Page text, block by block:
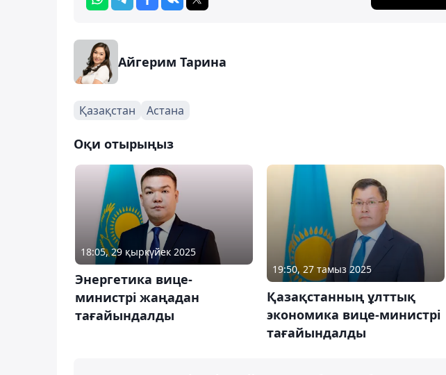
Айгерим Тарина
Қазақстан Астана
Оқи отырыңыз
18:05, 29 қыркүйек 2025
Энергетика вице-
министрі жаңадан
тағайындалды
19:50, 27 тамыз 2025
Қазақстанның ұлттық
экономика вице-министрі
тағайындалды